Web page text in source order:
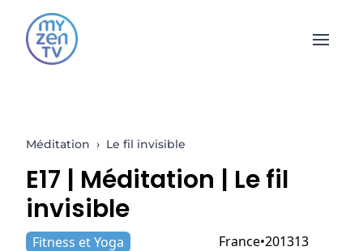
Open
Méditation › Le fil invisible
E17 | Méditation | Le fil
invisible
Fitness et Yoga
France 201313